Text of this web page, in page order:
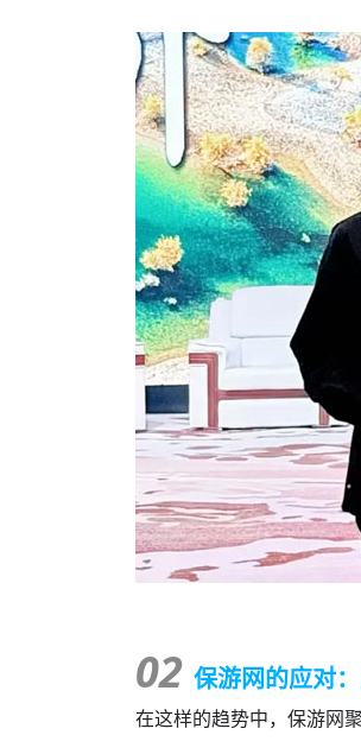
02 保游网的应对
在这样的趋势中，保游网